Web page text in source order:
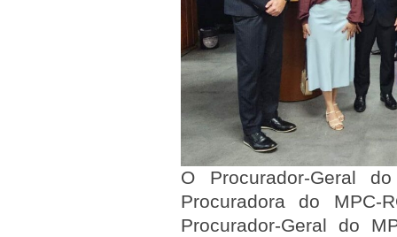
O Procurador-Geral
Procuradora do
Procurador-Geral do